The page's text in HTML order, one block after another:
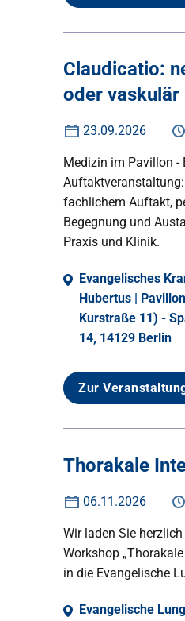
Claudicatio:
oder vaskulär
23.09.2026
Medizin im Pavillon -
fachlichem Auftakt,
Begegnung und
Praxis und Klinik.
Evangelisches
Hubertus |
Kurstraße 11) -
14, 14129 Berlin
Zur
Thorakale
06.11.2026
Wir laden Sie
Workshop
in die Evangelische
Evangelische